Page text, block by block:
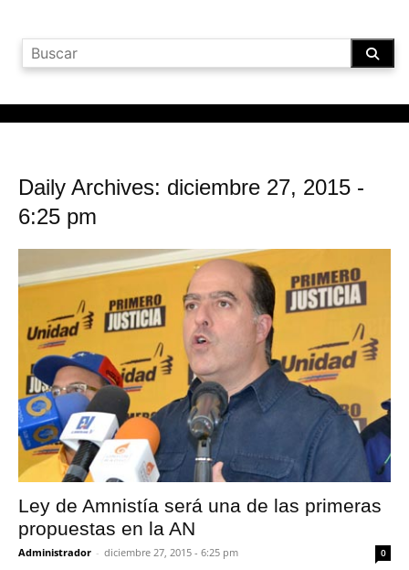
Daily Archives: diciembre 27, 2015 -
6:25 pm
Ley de Amnistía será una de las primeras
propuestas en la AN
Administrador - diciembre 27, 2015 - 6:25 pm 0